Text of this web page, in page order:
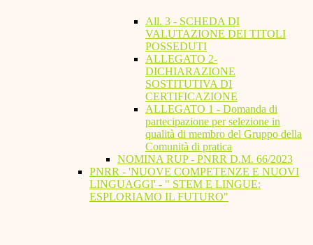
All. 3 - SCHEDA DI
VALUTAZIONE DEI TITOLI
POSSEDUTI
ALLEGATO 2-
DICHIARAZIONE
SOSTITUTIVA DI
CERTIFICAZIONE
ALLEGATO 1 - Domanda di
partecipazione per selezione in
qualità di membro del Gruppo della
Comunità di pratica
NOMINA RUP - PNRR D.M. 66/2023
PNRR - 'NUOVE COMPETENZE E NUOVI
LINGUAGGI' - " STEM E LINGUE:
ESPLORIAMO IL FUTURO"